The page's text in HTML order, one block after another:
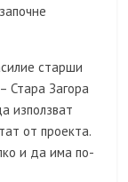
старши
Стара Загора
използват
от проекта.
и да има по-